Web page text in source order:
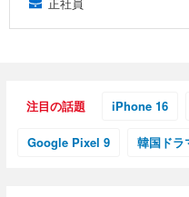
注目の話題 iPhone 16
Google Pixel 9 韓国ドラ